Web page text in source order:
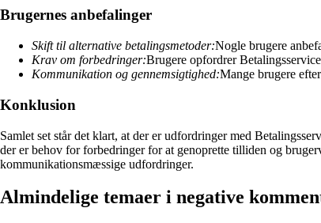
Brugernes anbefalinger
Skift til alternative betalingsmetoder:Nogle brugere
Krav om forbedringer:Brugere opfordrer
Kommunikation og gennemsigtighed:Mange brugere
Konklusion
Samlet set står det klart, at der er udfordringer med
der er behov for forbedringer for at genoprette tilliden og
kommunikationsmæssige udfordringer.
Almindelige temaer i negative